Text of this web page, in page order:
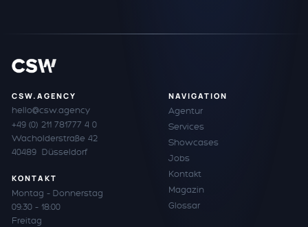
CSW.AGENCY
hello@csw.agency
+49 (0) 211 781777 4 0
Wacholderstraße 42
40489 Düsseldorf
KONTAKT
Montag – Donnerstag
09:30 – 18:00
Freitag
NAVIGATION
Agentur
Services
Showcases
Jobs
Kontakt
Magazin
Glossar